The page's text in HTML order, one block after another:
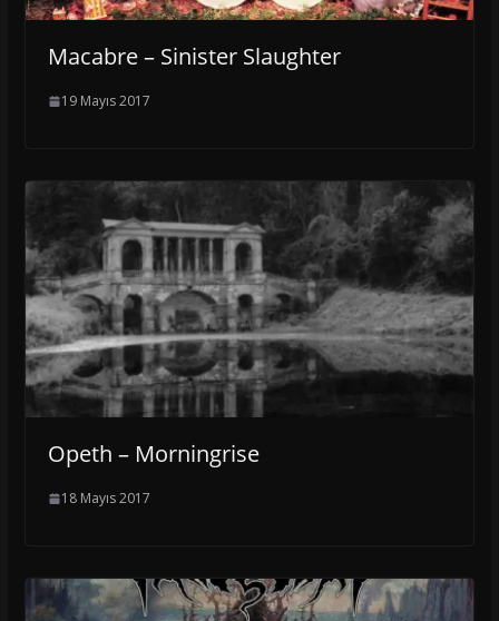
Macabre – Sinister Slaughter
19 Mayıs 2017
Opeth – Morningrise
18 Mayıs 2017